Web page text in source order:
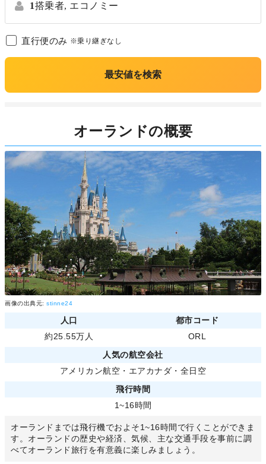
1搭乗者, エコノミー
直行便のみ ※乗り継ぎなし
最安値を検索
オーランドの概要
画像の出典元: stinne24
人口
都市コード
約25.55万人
ORL
人気の航空会社
アメリカン航空 ・ エアカナダ ・ 全日空
飛行時間
1~16時間
オーランドまでは飛行機でおよそ1~16時間で行くことができま
す。オーランドの歴史や経済、気候、主な交通手段を事前に調
べてオーランド旅行を有意義に楽しみましょう。